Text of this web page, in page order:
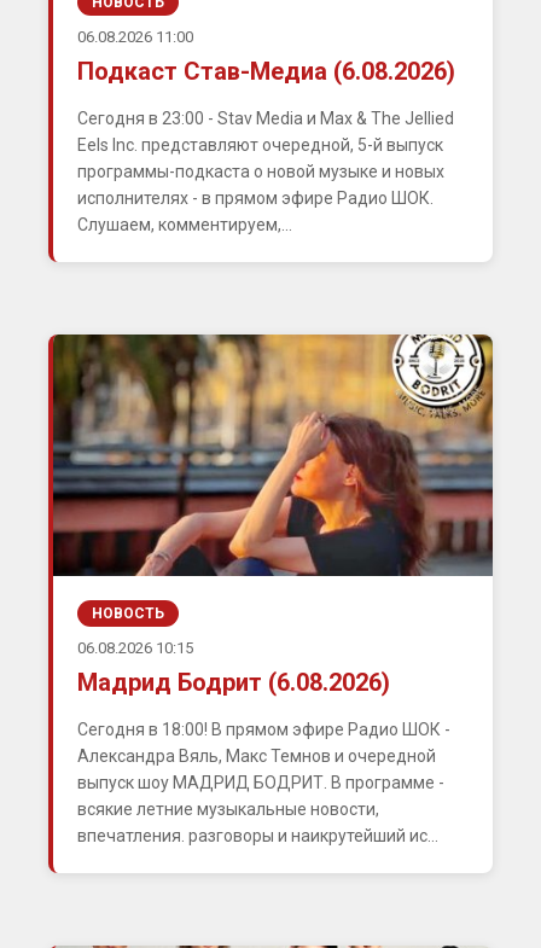
06.08.2026 11:00
Подкаст Став-Медиа (6.08.2026)
Сегодня в 23:00 - Stav Media и Max & The Jellied
Eels Inc. представляют очередной, 5-й выпуск
программы-подкаста о новой музыке и новых
исполнителях - в прямом эфире Радио ШОК.
Слушаем, комментируем,...
НОВОСТЬ
06.08.2026 10:15
Мадрид Бодрит (6.08.2026)
Сегодня в 18:00! В прямом эфире Радио ШОК -
Александра Вяль, Макс Темнов и очередной
выпуск шоу МАДРИД БОДРИТ. В программе -
всякие летние музыкальные новости,
впечатления. разговоры и наикрутейший ис...